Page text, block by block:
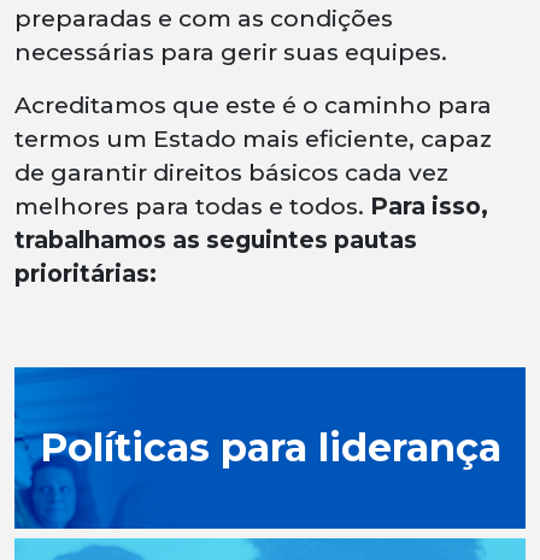
preparadas e com as condições
necessárias para gerir suas equipes.
Acreditamos que este é o caminho para
termos um Estado mais eficiente, capaz
de garantir direitos básicos cada vez
melhores para todas e todos. Para isso,
trabalhamos as seguintes pautas
prioritárias:
Políticas para liderança